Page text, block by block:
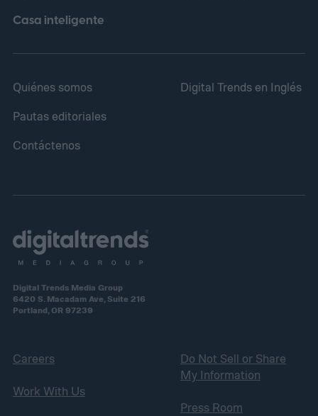
Casa inteligente
Quiénes somos
Pautas editoriales
Contáctenos
Digital Trends en Inglés
Digital Trends Media Group
6420 S. Macadam Ave, Suite 216
Portland, OR 97239
Careers
Work With Us
Do Not Sell or Share
My Information
Press Room